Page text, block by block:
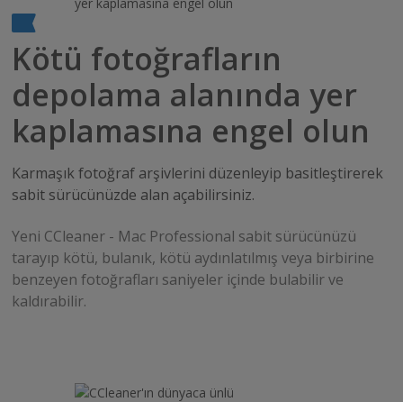
Teknisyenler
MSPs
Teknoloji ve Strateji
Kötü fotoğrafların
depolama alanında yer
kaplamasına engel olun
Karmaşık fotoğraf arşivlerini düzenleyip basitleştirerek
sabit sürücünüzde alan açabilirsiniz.
Yeni CCleaner - Mac Professional sabit sürücünüzü
tarayıp kötü, bulanık, kötü aydınlatılmış veya birbirine
benzeyen fotoğrafları saniyeler içinde bulabilir ve
kaldırabilir.